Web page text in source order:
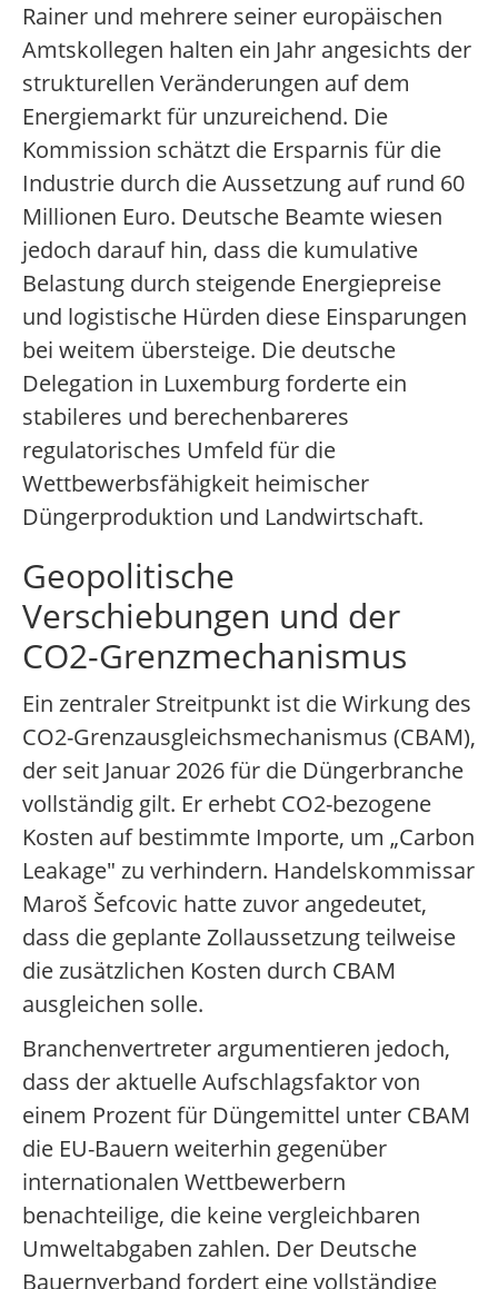
Rainer und mehrere seiner europäischen
Amtskollegen halten ein Jahr angesichts der
strukturellen Veränderungen auf dem
Energiemarkt für unzureichend. Die
Kommission schätzt die Ersparnis für die
Industrie durch die Aussetzung auf rund 60
Millionen Euro. Deutsche Beamte wiesen
jedoch darauf hin, dass die kumulative
Belastung durch steigende Energiepreise
und logistische Hürden diese Einsparungen
bei weitem übersteige. Die deutsche
Delegation in Luxemburg forderte ein
stabileres und berechenbareres
regulatorisches Umfeld für die
Wettbewerbsfähigkeit heimischer
Düngerproduktion und Landwirtschaft.
Geopolitische
Verschiebungen und der
CO2-Grenzmechanismus
Ein zentraler Streitpunkt ist die Wirkung des
CO2-Grenzausgleichsmechanismus (CBAM),
der seit Januar 2026 für die Düngerbranche
vollständig gilt. Er erhebt CO2-bezogene
Kosten auf bestimmte Importe, um „Carbon
Leakage" zu verhindern. Handelskommissar
Maroš Šefcovic hatte zuvor angedeutet,
dass die geplante Zollaussetzung teilweise
die zusätzlichen Kosten durch CBAM
ausgleichen solle.
Branchenvertreter argumentieren jedoch,
dass der aktuelle Aufschlagsfaktor von
einem Prozent für Düngemittel unter CBAM
die EU-Bauern weiterhin gegenüber
internationalen Wettbewerbern
benachteilige, die keine vergleichbaren
Umweltabgaben zahlen. Der Deutsche
Bauernverband fordert eine vollständige